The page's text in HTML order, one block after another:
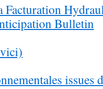
Facturation
Bulletin
issues